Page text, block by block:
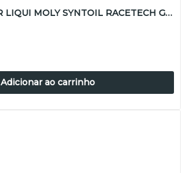
ÓLEO DE MOTOR LIQUI MOLY SYNTOIL RACETECH GT1...
Adicionar ao carrinho